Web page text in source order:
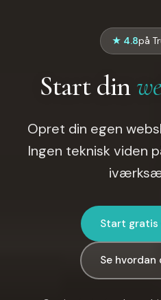
★ 4.8på
Start din
Opret din egen
Ingen teknisk viden
Start gratis
Se